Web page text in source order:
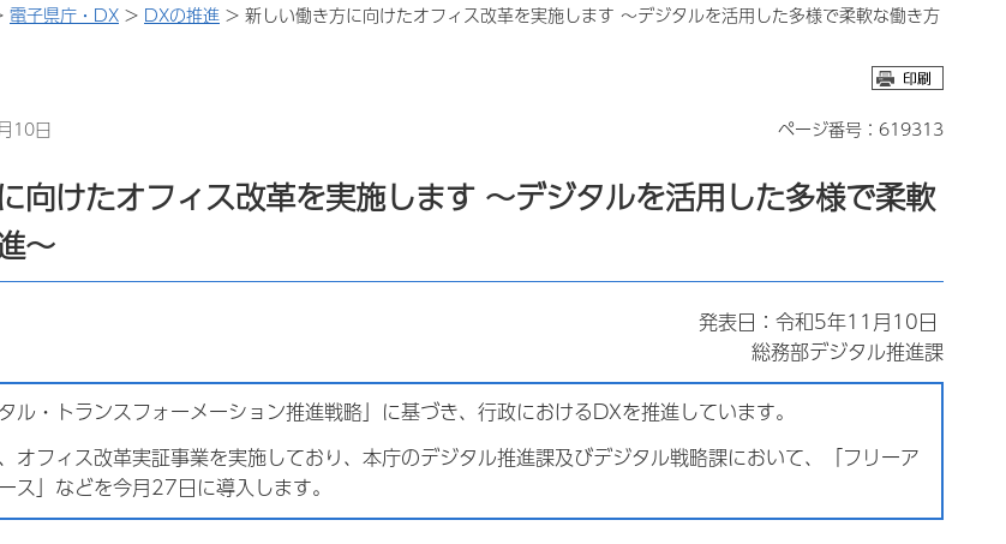
電子県庁・DX > DXの推進 > 新しい働き方に向けたオフィス改革を実施します ～デジタルを活用した多様で柔軟な働き方
10日 ページ番号：619313
向けたオフィス改革を実施します ～デジタルを活用した多様で柔軟
～
発表日：令和5年11月10日
総務部デジタル推進課
ル・トランスフォーメーション推進戦略」に基づき、行政におけるDXを推進しています。
オフィス改革実証事業を実施しており、本庁のデジタル推進課及びデジタル戦略課において、「フリーア
ス」などを今月27日に導入します。